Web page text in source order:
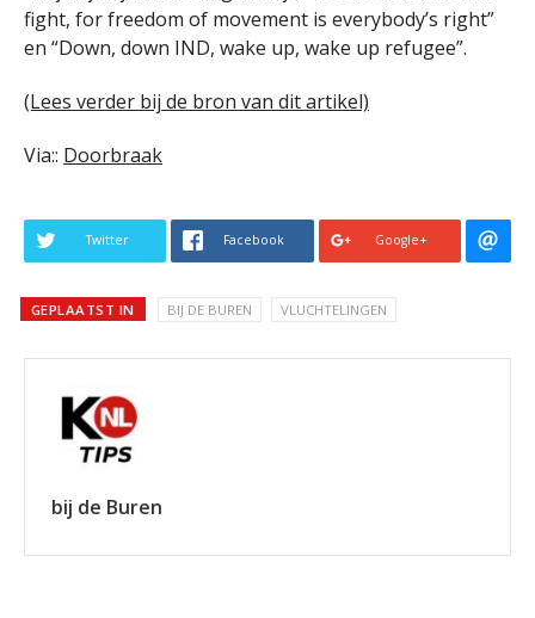
fight, for freedom of movement is everybody’s right”
en “Down, down IND, wake up, wake up refugee”.
(Lees verder bij de bron van dit artikel)
Via:: Doorbraak
Twitter Facebook Google+
GEPLAATST IN BIJ DE BUREN VLUCHTELINGEN
bij de Buren